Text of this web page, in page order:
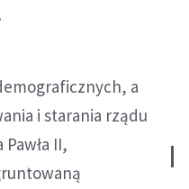
a
i starania rządu
II,